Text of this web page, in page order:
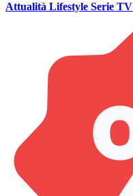
Attualità Lifestyle Serie TV